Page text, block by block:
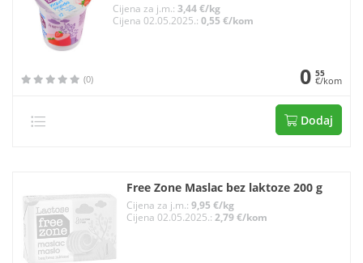
Cijena za j.m.:3,44 €/kg
Cijena 02.05.2025.:0,55 €/kom
(0) 0 55
€/kom
Dodaj
Free Zone Maslac bez laktoze 200 g
Cijena za j.m.: 9,95 €/kg
Cijena 02.05.2025.: 2,79 €/kom